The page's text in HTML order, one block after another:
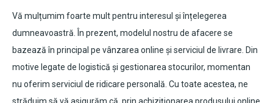
Vă mulțumim foarte mult pentru interesul și înțelegerea
dumneavoastră. În prezent, modelul nostru de afacere se
bazează în principal pe vânzarea online și serviciul de livrare. Din
motive legate de logistică și gestionarea stocurilor, momentan
nu oferim serviciul de ridicare personală. Cu toate acestea, ne